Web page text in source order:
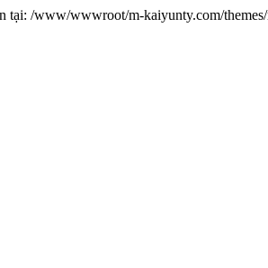
tại: /www/wwwroot/m-kaiyunty.com/